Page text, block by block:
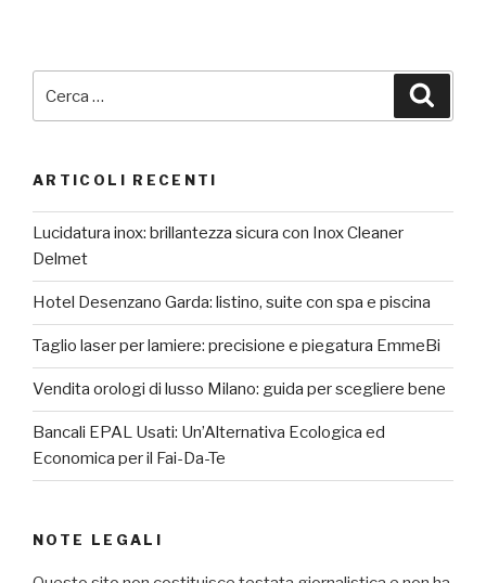
ARTICOLI RECENTI
Lucidatura inox: brillantezza sicura con Inox Cleaner
Delmet
Hotel Desenzano Garda: listino, suite con spa e piscina
Taglio laser per lamiere: precisione e piegatura EmmeBi
Vendita orologi di lusso Milano: guida per scegliere bene
Bancali EPAL Usati: Un’Alternativa Ecologica ed
Economica per il Fai-Da-Te
NOTE LEGALI